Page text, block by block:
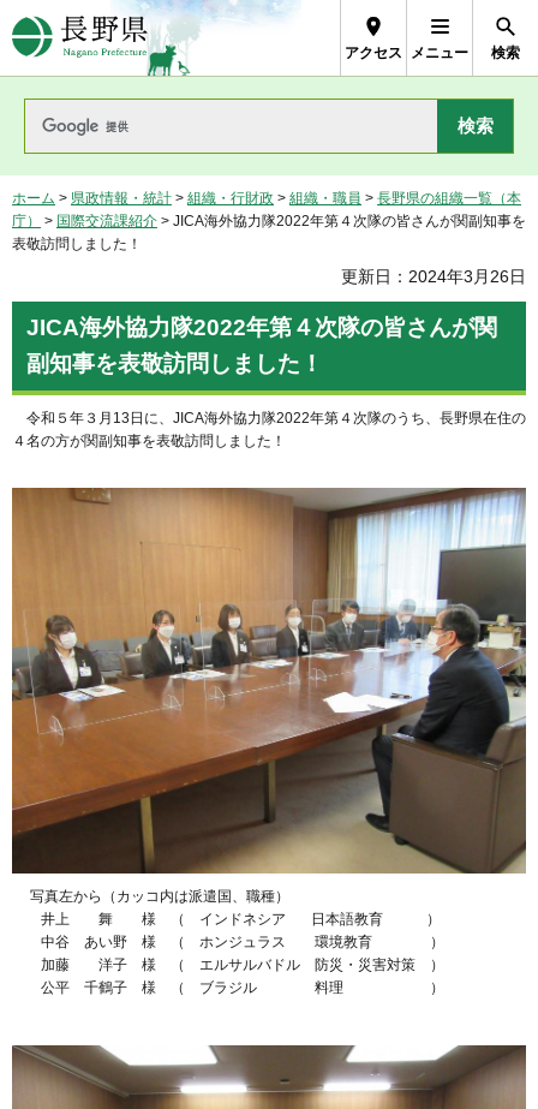
長野県Nagano Prefecture
アクセス メニュー 検索
ホーム > 県政情報・統計 > 組織・行財政 > 組織・職員 > 長野県の組織一覧（本
庁）
> 国際交流課紹介 > JICA海外協力隊2022年第４次隊の皆さんが関副知事を
表敬訪問しました！
更新日：2024年3月26日
JICA海外協力隊2022年第４次隊の皆さんが関
副知事を表敬訪問しました！
令和５年３月13日に、JICA海外協力隊2022年第４次隊のうち、長野県在住の
４名の方が関副知事を表敬訪問しました！
写真左から（カッコ内は派遣国、職種）
井上 舞 様 （ インドネシア 日本語教育 ）
中谷 あい野 様 （ ホンジュラス 環境教育 ）
加藤 洋子 様 （ エルサルバドル 防災・災害対策 ）
公平 千鶴子 様 （ ブラジル 料理 ）